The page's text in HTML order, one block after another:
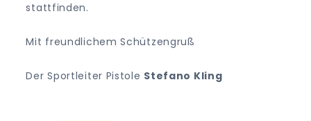
stattfinden.
Mit freundlichem Schützengruß
Der Sportleiter Pistole Stefano Kling